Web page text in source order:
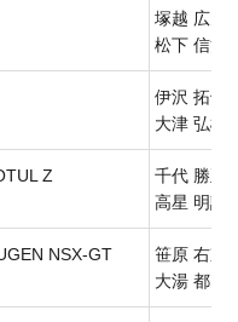
塚越 広大
松下 信治
伊沢 拓也
大津 弘樹
Z
千代 勝正
高星 明誠
NSX-GT
笹原 右京
大湯 都史